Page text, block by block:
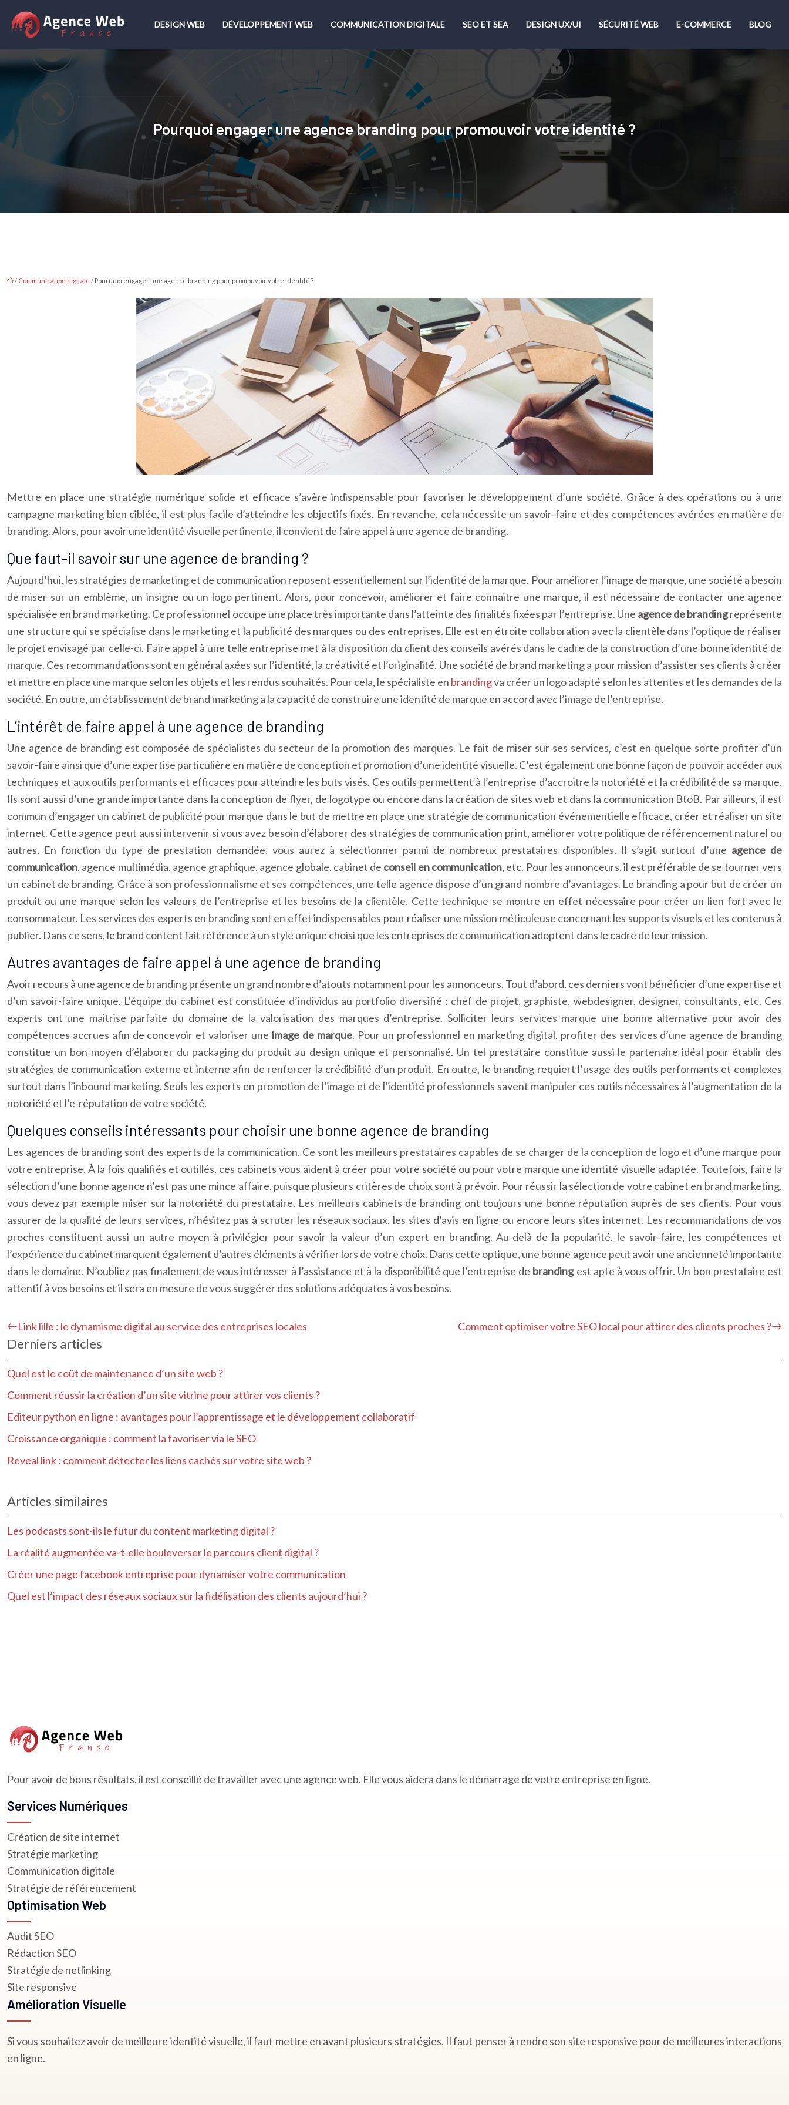
DESIGN WEB DÉVELOPPEMENT WEB COMMUNICATION DIGITALE SEO ET SEA DESIGN UX/UI SÉCURITÉ WEB E-COMMERCE BLOG
Pourquoi engager une agence branding pour promouvoir votre identité ?
/ Communication digitale / Pourquoi engager une agence branding pour promouvoir votre identité ?
Mettre en place une stratégie numérique solide et efficace s’avère indispensable pour favoriser le développement d’une société. Grâce à des opérations ou à une
campagne marketing bien ciblée, il est plus facile d’atteindre les objectifs fixés. En revanche, cela nécessite un savoir-faire et des compétences avérées en matière de
branding. Alors, pour avoir une identité visuelle pertinente, il convient de faire appel à une agence de branding.
Que faut-il savoir sur une agence de branding ?
Aujourd’hui, les stratégies de marketing et de communication reposent essentiellement sur l’identité de la marque. Pour améliorer l’image de marque, une société a besoin
de miser sur un emblème, un insigne ou un logo pertinent. Alors, pour concevoir, améliorer et faire connaitre une marque, il est nécessaire de contacter une agence
spécialisée en brand marketing. Ce professionnel occupe une place très importante dans l’atteinte des finalités fixées par l’entreprise. Une agence de brandingreprésente
une structure qui se spécialise dans le marketing et la publicité des marques ou des entreprises. Elle est en étroite collaboration avec la clientèle dans l’optique de réaliser
le projet envisagé par celle-ci. Faire appel à une telle entreprise met à la disposition du client des conseils avérés dans le cadre de la construction d’une bonne identité de
marque. Ces recommandations sont en général axées sur l’identité, la créativité et l’originalité. Une société de brand marketing a pour mission d’assister ses clients à créer
et mettre en place une marque selon les objets et les rendus souhaités. Pour cela, le spécialiste en brandingva créer un logo adapté selon les attentes et les demandes de la
société. En outre, un établissement de brand marketing a la capacité de construire une identité de marque en accord avec l’image de l’entreprise.
L’intérêt de faire appel à une agence de branding
Une agence de branding est composée de spécialistes du secteur de la promotion des marques. Le fait de miser sur ses services, c’est en quelque sorte profiter d’un
savoir-faire ainsi que d’une expertise particulière en matière de conception et promotion d’une identité visuelle. C’est également une bonne façon de pouvoir accéder aux
techniques et aux outils performants et efficaces pour atteindre les buts visés. Ces outils permettent à l’entreprise d’accroitre la notoriété et la crédibilité de sa marque.
Ils sont aussi d’une grande importance dans la conception de flyer, de logotype ou encore dans la création de sites web et dans la communication BtoB. Par ailleurs, il est
commun d’engager un cabinet de publicité pour marque dans le but de mettre en place une stratégie de communication événementielle efficace, créer et réaliser un site
internet. Cette agence peut aussi intervenir si vous avez besoin d’élaborer des stratégies de communication print, améliorer votre politique de référencement naturel ou
autres. En fonction du type de prestation demandée, vous aurez à sélectionner parmi de nombreux prestataires disponibles. Il s’agit surtout d’une agence de
communication, agence multimédia, agence graphique, agence globale, cabinet de conseil en communication, etc. Pour les annonceurs, il est préférable de se tourner vers
un cabinet de branding. Grâce à son professionnalisme et ses compétences, une telle agence dispose d’un grand nombre d’avantages. Le branding a pour but de créer un
produit ou une marque selon les valeurs de l’entreprise et les besoins de la clientèle. Cette technique se montre en effet nécessaire pour créer un lien fort avec le
consommateur. Les services des experts en branding sont en effet indispensables pour réaliser une mission méticuleuse concernant les supports visuels et les contenus à
publier. Dans ce sens, le brand content fait référence à un style unique choisi que les entreprises de communication adoptent dans le cadre de leur mission.
Autres avantages de faire appel à une agence de branding
Avoir recours à une agence de branding présente un grand nombre d’atouts notamment pour les annonceurs. Tout d’abord, ces derniers vont bénéficier d’une expertise et
d’un savoir-faire unique. L’équipe du cabinet est constituée d’individus au portfolio diversifié : chef de projet, graphiste, webdesigner, designer, consultants, etc. Ces
experts ont une maitrise parfaite du domaine de la valorisation des marques d’entreprise. Solliciter leurs services marque une bonne alternative pour avoir des
compétences accrues afin de concevoir et valoriser une image de marque. Pour un professionnel en marketing digital, profiter des services d’une agence de branding
constitue un bon moyen d’élaborer du packaging du produit au design unique et personnalisé. Un tel prestataire constitue aussi le partenaire idéal pour établir des
stratégies de communication externe et interne afin de renforcer la crédibilité d’un produit. En outre, le branding requiert l’usage des outils performants et complexes
surtout dans l’inbound marketing. Seuls les experts en promotion de l’image et de l’identité professionnels savent manipuler ces outils nécessaires à l’augmentation de la
notoriété et l’e-réputation de votre société.
Quelques conseils intéressants pour choisir une bonne agence de branding
Les agences de branding sont des experts de la communication. Ce sont les meilleurs prestataires capables de se charger de la conception de logo et d’une marque pour
votre entreprise. À la fois qualifiés et outillés, ces cabinets vous aident à créer pour votre société ou pour votre marque une identité visuelle adaptée. Toutefois, faire la
sélection d’une bonne agence n’est pas une mince affaire, puisque plusieurs critères de choix sont à prévoir. Pour réussir la sélection de votre cabinet en brand marketing,
vous devez par exemple miser sur la notoriété du prestataire. Les meilleurs cabinets de branding ont toujours une bonne réputation auprès de ses clients. Pour vous
assurer de la qualité de leurs services, n’hésitez pas à scruter les réseaux sociaux, les sites d’avis en ligne ou encore leurs sites internet. Les recommandations de vos
proches constituent aussi un autre moyen à privilégier pour savoir la valeur d’un expert en branding. Au-delà de la popularité, le savoir-faire, les compétences et
l’expérience du cabinet marquent également d’autres éléments à vérifier lors de votre choix. Dans cette optique, une bonne agence peut avoir une ancienneté importante
dans le domaine. N’oubliez pas finalement de vous intéresser à l’assistance et à la disponibilité que l’entreprise de brandingest apte à vous offrir. Un bon prestataire est
attentif à vos besoins et il sera en mesure de vous suggérer des solutions adéquates à vos besoins.
Link lille : le dynamisme digital au service des entreprises locales Comment optimiser votre SEO local pour attirer des clients proches ?
Derniers articles
Quel est le coût de maintenance d’un site web ?
Comment réussir la création d’un site vitrine pour attirer vos clients ?
Editeur python en ligne : avantages pour l’apprentissage et le développement collaboratif
Croissance organique : comment la favoriser via le SEO
Reveal link : comment détecter les liens cachés sur votre site web ?
Articles similaires
Les podcasts sont-ils le futur du content marketing digital ?
La réalité augmentée va-t-elle bouleverser le parcours client digital ?
Créer une page facebook entreprise pour dynamiser votre communication
Quel est l’impact des réseaux sociaux sur la fidélisation des clients aujourd’hui ?
Pour avoir de bons résultats, il est conseillé de travailler avec une agence web. Elle vous aidera dans le démarrage de votre entreprise en ligne.
Services Numériques
Création de site internet
Stratégie marketing
Communication digitale
Stratégie de référencement
Optimisation Web
Audit SEO
Rédaction SEO
Stratégie de netlinking
Site responsive
Amélioration Visuelle
Si vous souhaitez avoir de meilleure identité visuelle, il faut mettre en avant plusieurs stratégies. Il faut penser à rendre son site responsive pour de meilleures interactions
en ligne.